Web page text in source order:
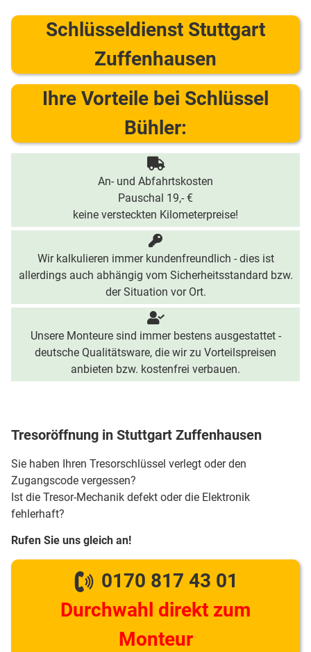
Schlüsseldienst Stuttgart
Zuffenhausen
Ihre Vorteile bei Schlüssel
Bühler:
An- und Abfahrtskosten
Pauschal 19,- €
keine versteckten Kilometerpreise!
Wir kalkulieren immer kundenfreundlich - dies ist
allerdings auch abhängig vom Sicherheitsstandard bzw.
der Situation vor Ort.
Unsere Monteure sind immer bestens ausgestattet -
deutsche Qualitätsware, die wir zu Vorteilspreisen
anbieten bzw. kostenfrei verbauen.
Tresoröffnung in Stuttgart Zuffenhausen
Sie haben Ihren Tresorschlüssel verlegt oder den
Zugangscode vergessen?
Ist die Tresor-Mechanik defekt oder die Elektronik
fehlerhaft?
Rufen Sie uns gleich an!
0170 817 43 01
Durchwahl direkt zum
Monteur